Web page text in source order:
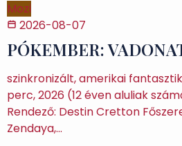
Mozi
2026-08-07
PÓKEMBER:
szinkronizált, amerikai
perc, 2026 (12 éven aluliak
Rendező: Destin Cretton
Zendaya,…